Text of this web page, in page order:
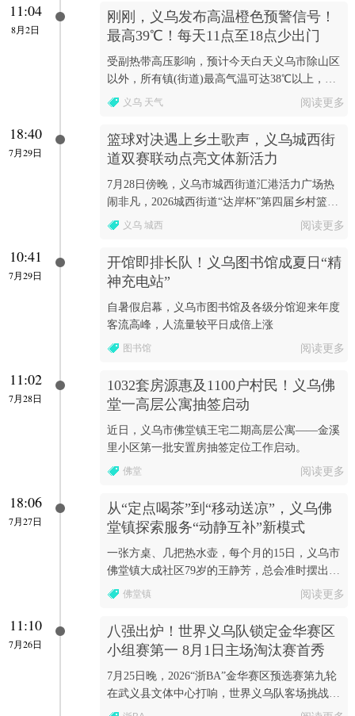
刚刚，义乌发布高温橙色预警信号！
最高39℃！每天11点至18点少出门
受副热带高压影响，预计今天白天义乌市除山区
以外，所有镇(街道)最高气温可达38℃以上，请
各有关方面做好防暑降温工作。
义乌 天气 阅读更多
11:04
8月2日
篮球对决遇上乡土歌声，义乌城西街
道双赛联动点亮文体新活力
7月28日傍晚，义乌市城西街道汇港活力广场热
闹非凡，2026城西街道“达岸杯”第四届乡村篮球
联赛暨“红色城西”村歌大赛正式启幕，一场集竞
义乌 城西 阅读更多
18:40
7月29日
开馆即排长队！义乌图书馆成夏日“精
神充电站”
自暑假启幕，义乌市图书馆及各级分馆迎来年度
客流高峰，人流量较平日成倍上涨
图书馆 阅读更多
10:41
7月29日
1032套房源惠及1100户村民！义乌佛
堂一高层公寓抽签启动
近日，义乌市佛堂镇王宅二期高层公寓——金溪
里小区第一批安置房抽签定位工作启动。
佛堂 阅读更多
11:02
7月28日
从“定点喝茶”到“移动送凉”，义乌佛
堂镇探索服务“动静互补”新模式
一张方桌、几把热水壶，每个月的15日，义乌市
佛堂镇大成社区79岁的王静芳，总会准时摆出她
的“爱心凉茶摊”。
佛堂镇 阅读更多
18:06
7月27日
八强出炉！世界义乌队锁定金华赛区
小组赛第一 8月1日主场淘汰赛首秀
7月25日晚，2026“浙BA”金华赛区预选赛第九轮
在武义县文体中心打响，世界义乌队客场挑战武
义队。
11:10
7月26日